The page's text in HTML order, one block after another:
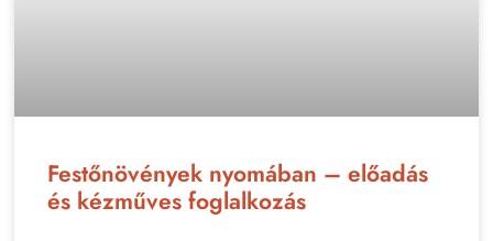
Festőnövények nyomában – előadás
és kézműves foglalkozás